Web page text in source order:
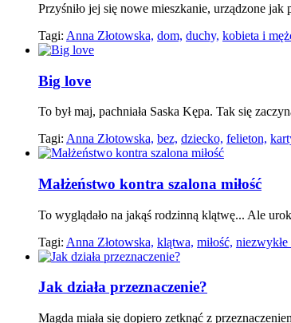
Przyśniło jej się nowe mieszkanie, urządzone
Tagi: Anna Złotowska, dom, duchy, kobieta i
Big love
To był maj, pachniała Saska Kępa. Tak się
Tagi: Anna Złotowska, bez, dziecko, felieton,
Małżeństwo kontra szalona miłość
To wyglądało na jakąś rodzinną klątwę... Ale
Tagi: Anna Złotowska, klątwa, miłość, niezwykłe
Jak działa przeznaczenie?
Magda miała się dopiero zetknąć z